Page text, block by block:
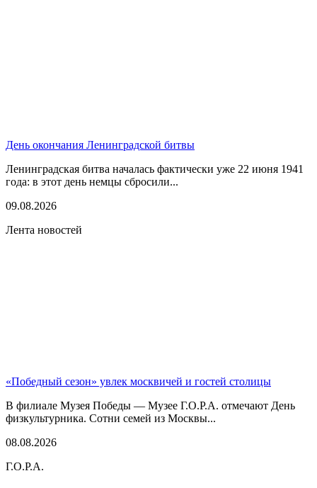
День окончания Ленинградской битвы
Ленинградская битва началась фактически уже 22 июня 1941
года: в этот день немцы сбросили...
09.08.2026
Лента новостей
«Победный сезон» увлек москвичей и гостей столицы
В филиале Музея Победы — Музее Г.О.Р.А. отмечают День
физкультурника. Сотни семей из Москвы...
08.08.2026
Г.О.Р.А.